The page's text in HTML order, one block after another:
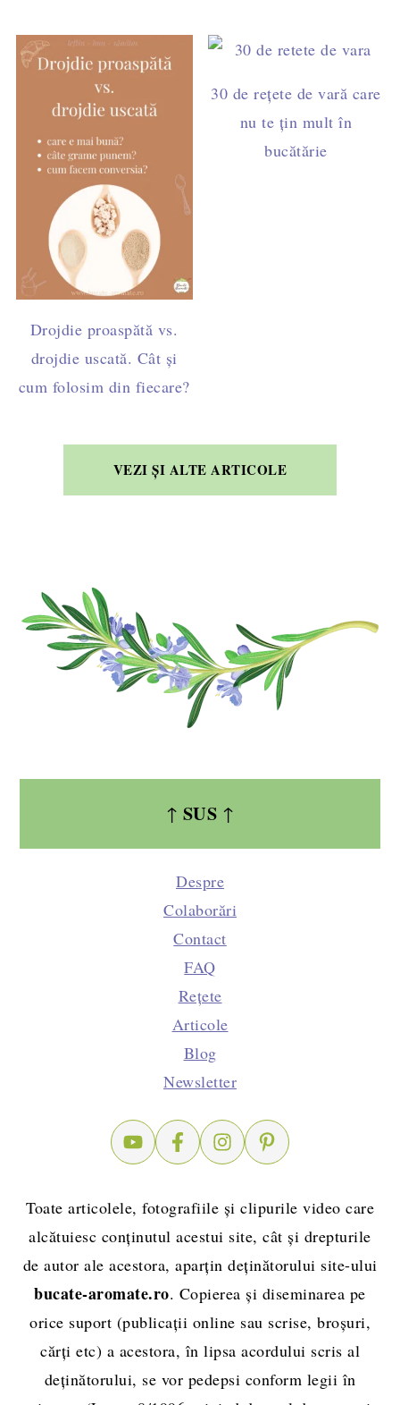
Drojdie proaspătă vs.
drojdie uscată. Cât și
cum folosim din fiecare?
30 de rețete de vară care
nu te țin mult în
bucătărie
VEZI ȘI ALTE ARTICOLE
↑ SUS ↑
Despre
Colaborări
Contact
FAQ
Rețete
Articole
Blog
Newsletter
Toate articolele, fotografiile și clipurile video care
alcătuiesc conținutul acestui site, cât și drepturile
de autor ale acestora, aparțin deținătorului site-ului
bucate-aromate.ro. Copierea și diseminarea pe
orice suport (publicații online sau scrise, broșuri,
cărți etc) a acestora, în lipsa acordului scris al
deținătorului, se vor pedepsi conform legii în